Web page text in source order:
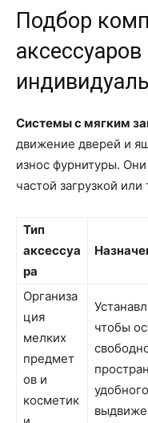
Подбор
Системы с мягким
движение дверей и
износ фурнитуры.
частой загрузкой
Тип
аксессуа
ра
Организа
ция
мелких
предмет
ов и
косметик
чтобы
удобного